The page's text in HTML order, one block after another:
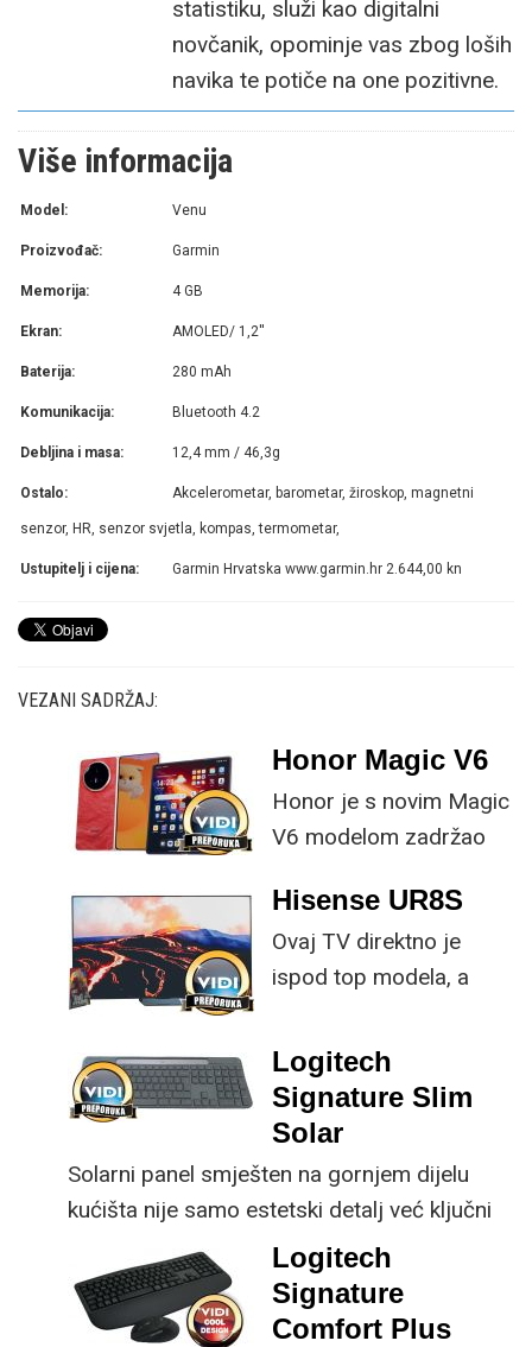
statistiku, služi kao digitalni
novčanik, opominje vas zbog loših
navika te potiče na one pozitivne.
Više informacija
Model: Venu
Proizvođač: Garmin
Memorija: 4 GB
Ekran: AMOLED/ 1,2''
Baterija: 280 mAh
Komunikacija: Bluetooth 4.2
Debljina i masa: 12,4 mm / 46,3g
Ostalo: Akcelerometar, barometar, žiroskop, magnetni
senzor, HR, senzor svjetla, kompas, termometar,
Ustupitelj i cijena: Garmin Hrvatska www.garmin.hr 2.644,00 kn
VEZANI SADRŽAJ:
Honor Magic V6
Honor je s novim Magic
V6 modelom zadržao
specifikacije, no
istovremeno
implementirao
ključne svakom
korisniku.
Hisense UR8S
Ovaj TV direktno je
ispod top modela, a
male ustupke možete
osjetno uštedjeti pri
kupnji.
Logitech
Signature Slim
Solar
Solarni panel smješten na gornjem dijelu
kućišta nije samo estetski detalj već ključni
dio koncepta ovog proizvoda, jer koristi
energiju prirodnog ili umjetnog svjetla za
rad.
Logitech
Signature
Comfort Plus